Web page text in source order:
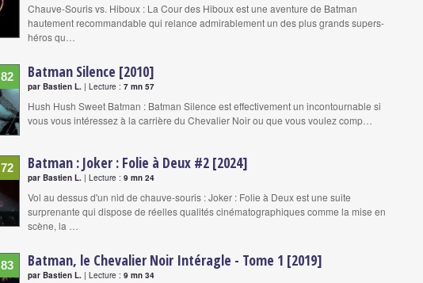
Chauve-Souris vs. Hiboux : La Cour des Hiboux est une aventure de Batman
hautement recommandable qui relance admirablement un des plus grands supers-
héros qu…
82 Batman Silence [2010]
par Bastien L. | Lecture : 7 mn 57
Hush Hush Sweet Batman : Batman Silence est effectivement un incontournable si
vous vous intéressez à la carrière du Chevalier Noir ou que vous voulez comp…
72 Batman : Joker : Folie à Deux #2 [2024]
par Bastien L. | Lecture : 9 mn 24
Vol au dessus d'un nid de chauve-souris : Joker : Folie à Deux est une suite
surprenante qui dispose de réelles qualités cinématographiques comme la mise en
scène, la …
83 Batman, le Chevalier Noir Intéragle - Tome 1 [2019]
par Bastien L. | Lecture : 9 mn 34